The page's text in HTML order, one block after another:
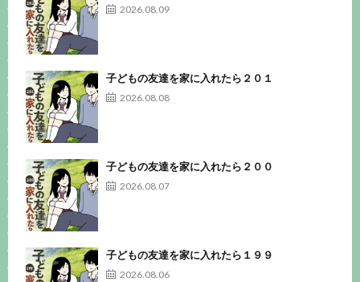
2026.08.09
子どもの友達を家に入れたら２０１
2026.08.08
子どもの友達を家に入れたら２００
2026.08.07
子どもの友達を家に入れたら１９９
2026.08.06